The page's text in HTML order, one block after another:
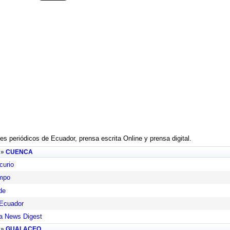
periódicos de Ecuador, prensa escrita Online y prensa digital.
CUENCA
News Digest